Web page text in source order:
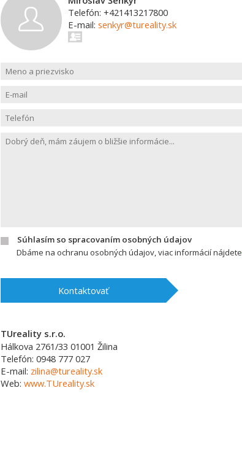
Telefón: +421413217800
E-mail: senkyr@tureality.sk
Súhlasím so spracovaním osobných údajov
Dbáme na ochranu osobných údajov, viac informácií nájdete
Kontaktovať
TUreality s.r.o.
Hálkova 2761/33 01001 Žilina
Telefón: 0948 777 027
E-mail: zilina@tureality.sk
Web: www.TUreality.sk